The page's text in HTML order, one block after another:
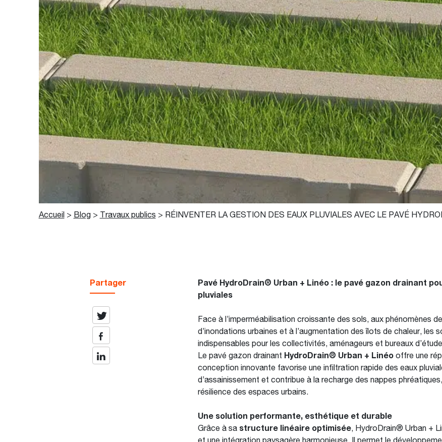
Accueil> Blog> Travaux publics > RÉINVENTER LA GESTION DES EAUX PLUVIALES AVEC LE PAVÉ
Partager Pavé HydroDrain® Urban + Linéo : le pavé gazon drainant
pluviales
Face à l’imperméabilisation croissante des sols, aux phénomènes
d’inondations urbaines et à l’augmentation des îlots de chaleur, les
indispensables pour les collectivités, aménageurs et bureaux
Le pavé gazon drainant HydroDrain® Urban + Linéo offre une
conception innovante favorise une infiltration rapide des eaux
d’assainissement et contribue à la recharge des nappes
résilience des espaces urbains.
Une solution performante, esthétique et durable
Grâce à sa structure linéaire optimisée, HydroDrain® Urban +
et une intégration paysagère harmonieuse. Il permet le